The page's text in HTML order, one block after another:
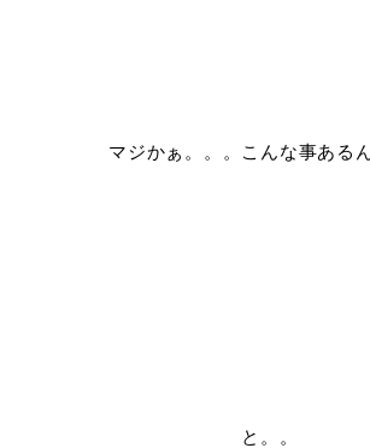
マジかぁ。。。こんな事ある
と。。